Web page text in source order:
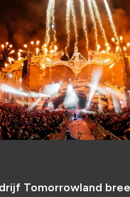
Tomorrowland